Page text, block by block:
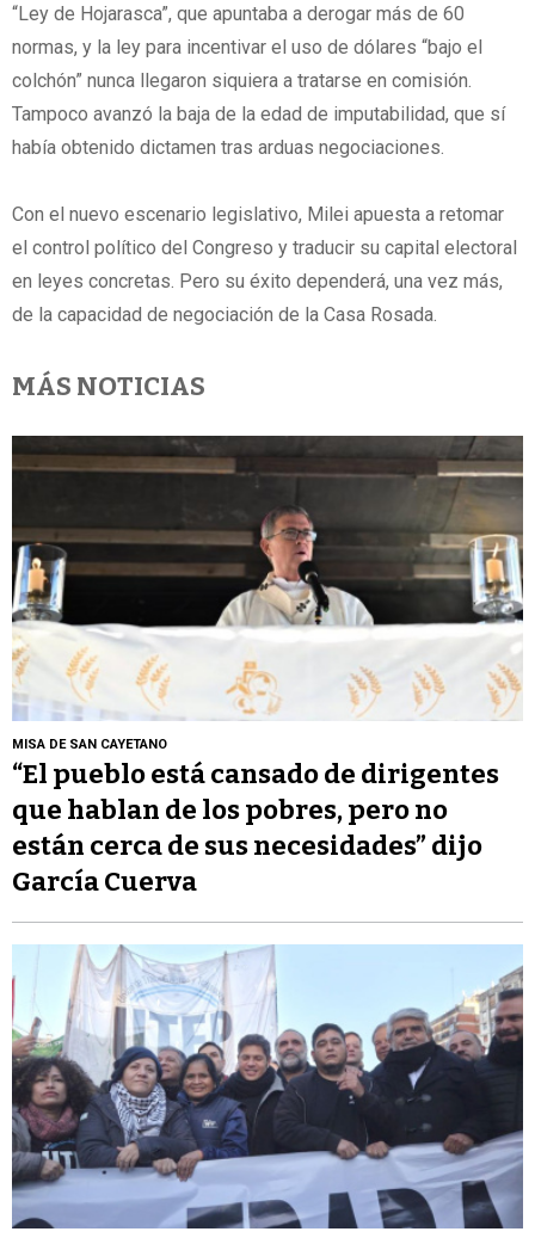
“Ley de Hojarasca”, que apuntaba a derogar más de 60
normas, y la ley para incentivar el uso de dólares “bajo el
colchón” nunca llegaron siquiera a tratarse en comisión.
Tampoco avanzó la baja de la edad de imputabilidad, que sí
había obtenido dictamen tras arduas negociaciones.
Con el nuevo escenario legislativo, Milei apuesta a retomar
el control político del Congreso y traducir su capital electoral
en leyes concretas. Pero su éxito dependerá, una vez más,
de la capacidad de negociación de la Casa Rosada.
MÁS NOTICIAS
MISA DE SAN CAYETANO
“El pueblo está cansado de dirigentes
que hablan de los pobres, pero no
están cerca de sus necesidades” dijo
García Cuerva